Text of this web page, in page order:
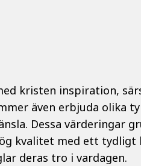
kristen inspiration,
även erbjuda olika
Dessa värderingar
kvalitet med ett tydligt
deras tro i vardagen.